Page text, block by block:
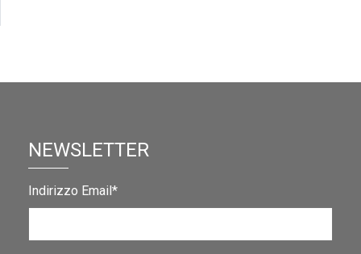
NEWSLETTER
Indirizzo Email*